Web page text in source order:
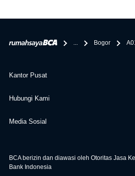
bertanggung jawab terhadap
... Bogor
Kantor Pusat
Hubungi Kami
Media Sosial
BCA berizin dan diawasi oleh Otoritas Jasa
Bank Indonesia